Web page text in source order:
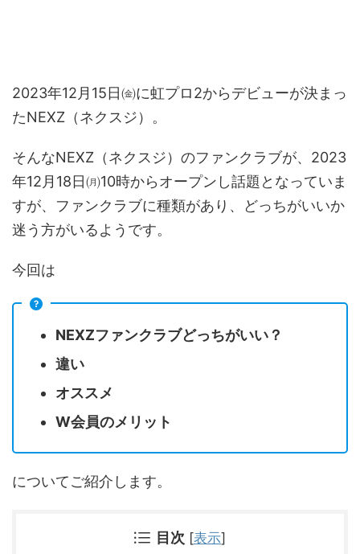
2023年12月15日㈮に虹プロ2からデビューが決まっ
たNEXZ（ネクスジ）。
そんなNEXZ（ネクスジ）のファンクラブが、2023
年12月18日㈪10時からオープンし話題となっていま
すが、ファンクラブに種類があり、どっちがいいか
迷う方がいるようです。
今回は
NEXZファンクラブどっちがいい？
違い
オススメ
W会員のメリット
についてご紹介します。
目次 [表示]